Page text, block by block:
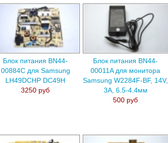
Блок питания BN44-
00884C для Samsung
LH49DCHP DC49H
3250 руб
Блок питания BN44-
00011A для монитора
Samsung W2284F-BF, 14V,
3A, 6.5-4.4мм
500 руб